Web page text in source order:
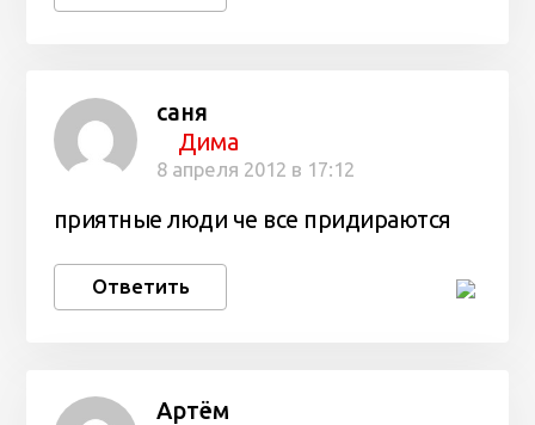
саня
Дима
8 апреля 2012 в 17:12
приятные люди че все придираются
Ответить
Артём